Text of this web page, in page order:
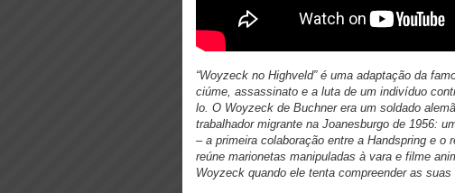
“Woyzeck no Highveld” é uma adaptação da
ciúme, assassinato e a luta de um indivíduo
lo. O Woyzeck de Buchner era um soldado
trabalhador migrante na Joanesburgo de 1956:
– a primeira colaboração entre a Handspring e
reúne marionetas manipuladas à vara e filme
Woyzeck quando ele tenta compreender as